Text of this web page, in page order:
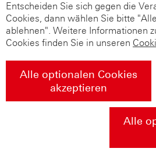
Entscheiden Sie sich gegen die
Cookies, dann wählen Sie bitte
ablehnen". Weitere Informationen
Cookies finden Sie in unseren
Alle optionalen Cookies
akzeptieren
Alle